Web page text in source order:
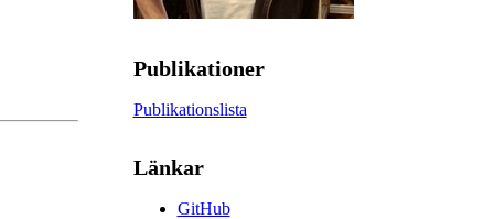
Publikationer
Publikationslista
Länkar
GitHub